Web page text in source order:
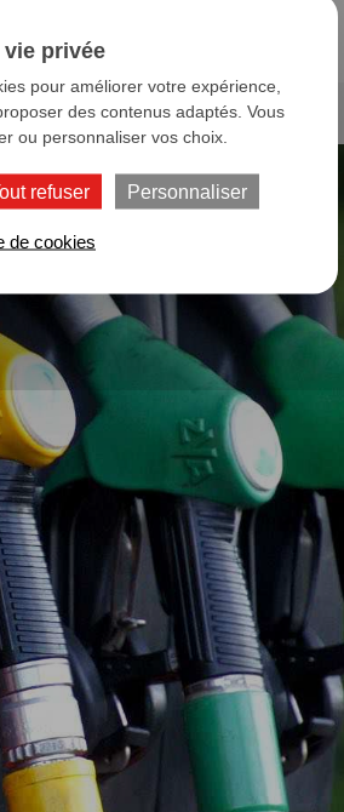
vie privée
pour améliorer votre expérience,
des contenus adaptés. Vous
ou personnaliser vos choix.
refuser Personnaliser
de cookies